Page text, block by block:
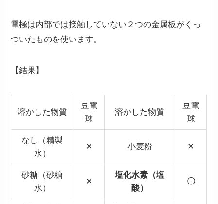
電極は内部では接触していない２つの金属板がくっ
ついたものを使います。
【結果】
溶かした物質
豆電
球
溶かした物質
豆電
球
なし（精製
水）
✕ 小麦粉 ✕
砂糖（砂糖
水）
✕
塩化水素（塩
酸）
〇